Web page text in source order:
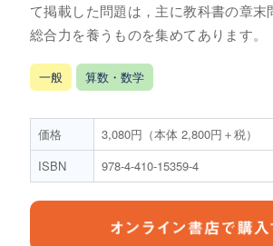
て掲載した問題は，主に教科書の章末
総合力を養うものを集めてあります。
一般 算数・数学
価格
3,080円（本体 2,800円＋税）
ISBN
978-4-410-15359-4